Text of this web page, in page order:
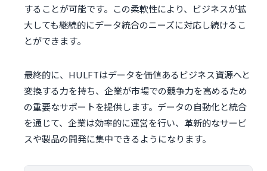
することが可能です。この柔軟性により、ビジネスが拡
大しても継続的にデータ統合のニーズに対応し続けるこ
とができます。
最終的に、HULFTはデータを価値あるビジネス資源へと
変換する力を持ち、企業が市場での競争力を高めるため
の重要なサポートを提供します。データの自動化と統合
を通じて、企業は効率的に運営を行い、革新的なサービ
スや製品の開発に集中できるようになります。